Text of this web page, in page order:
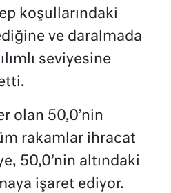
koşullarındaki
ve daralmada
seviyesine
olan 50,0’nin
rakamlar ihracat
50,0’nin altındaki
işaret ediyor.